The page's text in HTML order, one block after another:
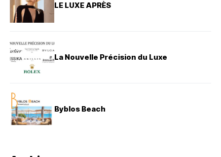
LE LUXE APRÈS
La Nouvelle Précision du Luxe
Byblos Beach